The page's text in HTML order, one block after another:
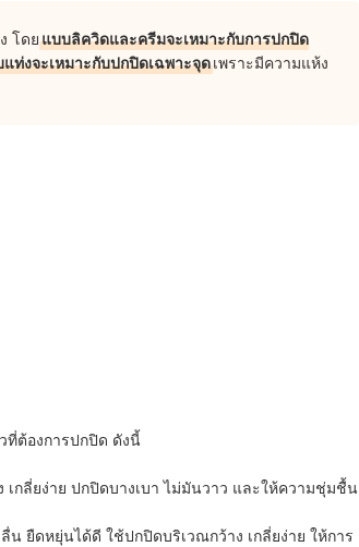
โดยแบบลิควิดและครีมจะเหมาะกับการปกปิด
ท่งจะเหมาะกับปกปิดเฉพาะจุดเพราะมีความแห้ง
ที่ต้องการปกปิด ดังนี้
กลี่ยง่าย ปกปิดบางเบา ไม่มันวาว และให้ความชุ่มชื้น
ยืดหยุ่นได้ดี ใช้ปกปิดบริเวณกว้าง เกลี่ยง่าย ให้การ